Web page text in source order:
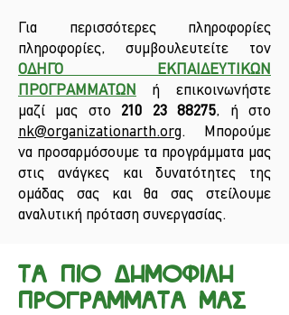
Για περισσότερες πληροφορίες
πληροφορίες, συμβουλευτείτε τον
ΟΔΗΓΟ ΕΚΠΑΙΔΕΥΤΙΚΩΝ
ΠΡΟΓΡΑΜΜΑΤΩΝ
ή επικοινωνήστε
μαζί μας στο 210 23 88275, ή στο
nk@organizationarth.org. Μπορούμε
να προσαρμόσουμε τα προγράμματα μας
στις ανάγκες και δυνατότητες της
ομάδας σας και θα σας στείλουμε
αναλυτική πρόταση συνεργασίας.
ΤΑ ΠΙΟ ΔΗΜΟΦΙΛΗ
ΠΡΟΓΡΑΜΜΑΤΑ ΜΑΣ